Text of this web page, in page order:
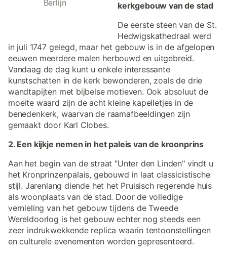
Berlijn
kerkgebouw van de stad
De eerste steen van de St.
Hedwigskathedraal werd
in juli 1747 gelegd, maar het gebouw is in de afgelopen
eeuwen meerdere malen herbouwd en uitgebreid.
Vandaag de dag kunt u enkele interessante
kunstschatten in de kerk bewonderen, zoals de drie
wandtapijten met bijbelse motieven. Ook absoluut de
moeite waard zijn de acht kleine kapelletjes in de
benedenkerk, waarvan de raamafbeeldingen zijn
gemaakt door Karl Clobes.
2. Een kijkje nemen in het paleis van de kroonprins
Aan het begin van de straat "Unter den Linden" vindt u
het Kronprinzenpalais, gebouwd in laat classicistische
stijl. Jarenlang diende het het Pruisisch regerende huis
als woonplaats van de stad. Door de volledige
vernieling van het gebouw tijdens de Tweede
Wereldoorlog is het gebouw echter nog steeds een
zeer indrukwekkende replica waarin tentoonstellingen
en culturele evenementen worden gepresenteerd.